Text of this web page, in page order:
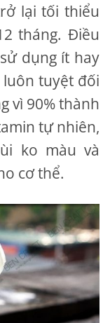
lại tối thiểu
tháng. Điều
dụng ít hay
tuyệt đối
vì 90% thành
tự nhiên,
ko màu và
cơ thể.